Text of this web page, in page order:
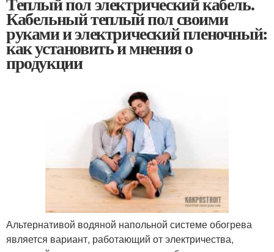
Кабельный теплый пол своими
руками и электрический пленочный:
как установить и мнения о
продукции
Альтернативой водяной напольной системе обогрева
является вариант, работающий от электричества,